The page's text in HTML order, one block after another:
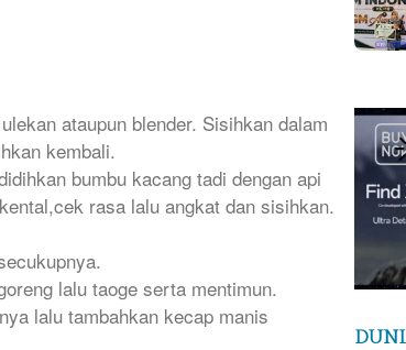
ataupun blender. Sisihkan dalam
kembali.
bumbu kacang tadi dengan api
rasa lalu angkat dan sisihkan.
lalu taoge serta mentimun.
lalu tambahkan kecap manis